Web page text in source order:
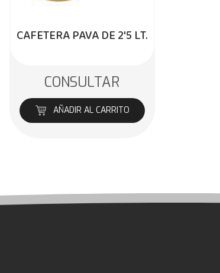
CAFETERA PAVA DE 2'5 LT.
CONSULTAR
AÑADIR AL CARRITO